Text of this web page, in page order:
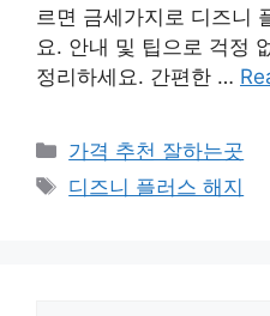
르면 금세가지로 디즈니
요. 안내 및 팁으로 걱정
정리하세요. 간편한 …
카
테
고
가격 추천 잘하는곳
태
디즈니 플러스 해지